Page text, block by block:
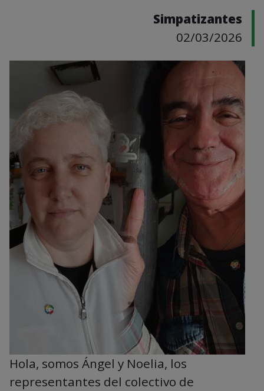
Simpatizantes
02/03/2026
Hola, somos Ángel y Noelia, los
representantes del colectivo de